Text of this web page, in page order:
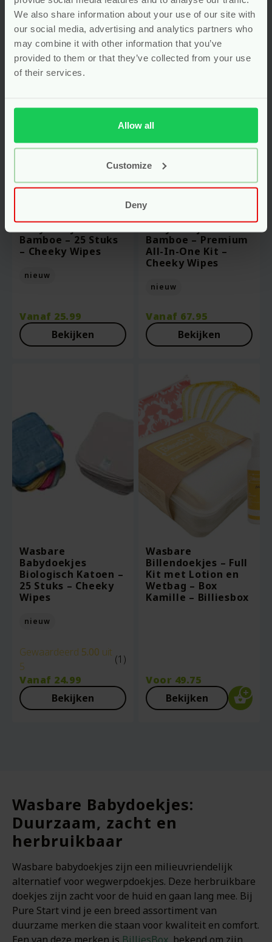
We also share information about your use of our site with
our social media, advertising and analytics partners who
may combine it with other information that you’ve
provided to them or that they’ve collected from your use
of their services.
Allow all
Customize
Deny
Bamboe – 25 Stuks
– Cheeky Wipes
nieuw
Vanaf 25.99
Bekijken
Bamboe – Premium
All-In-One Kit –
Cheeky Wipes
nieuw
Vanaf 67.95
Bekijken
Wasbare
Babydoekjes
Biologisch Katoen –
25 Stuks – Cheeky
Wipes
nieuw
Gewaardeerd 5.00 uit
5
(1)
Vanaf 24.99
Bekijken
Wasbare
Billendoekjes – Full
Kit met Lotion en
Wetbag – Box
Kamille – Billiesbox
Voor 49.75
Bekijken
Wasbare Babydoekjes:
Duurzaam, zacht en
herbruikbaar
Wasbare babydoekjes zijn een milieuvriendelijk
alternatief voor wegwerpdoekjes. Deze herbruikbare
doekjes zijn zacht voor de huid en gaan lang mee. Bij
Pure Start vind je een breed assortiment van
duurzame merken die staan voor kwaliteit en comfort.